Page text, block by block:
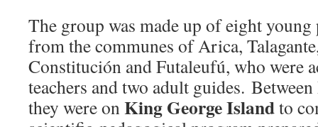
The group was made up of eight
from the communes of Arica,
Constitución and Futaleufú, who were
teachers and two adult guides.
they were onKing George Islandto